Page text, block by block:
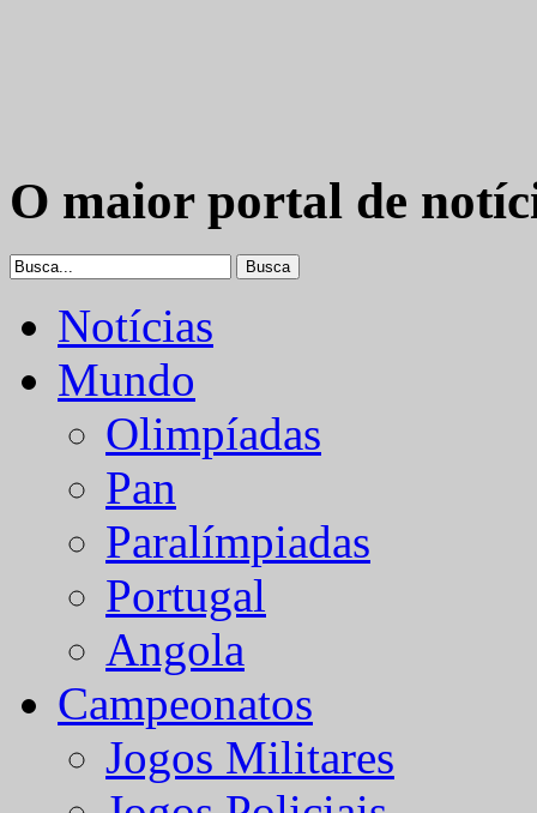
O maior portal de
Notícias
Mundo
Olimpíadas
Pan
Paralímpiadas
Portugal
Angola
Campeonatos
Jogos Militares